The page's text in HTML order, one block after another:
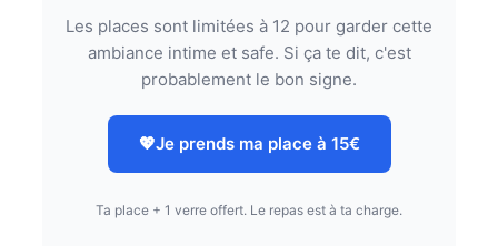
Les places sont limitées à 12 pour garder cette
ambiance intime et safe. Si ça te dit, c'est
probablement le bon signe.
💖Je prends ma place à 15€
Ta place + 1 verre offert. Le repas est à ta charge.